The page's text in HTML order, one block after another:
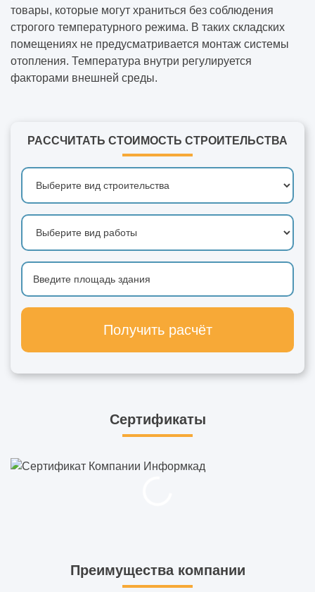
товары, которые могут храниться без соблюдения
строгого температурного режима. В таких складских
помещениях не предусматривается монтаж системы
отопления. Температура внутри регулируется
факторами внешней среды.
РАССЧИТАТЬ СТОИМОСТЬ СТРОИТЕЛЬСТВА
Получить расчёт
Сертификаты
Преимущества компании